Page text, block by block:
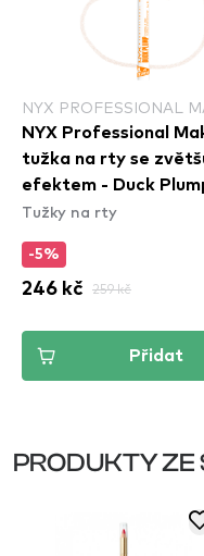
NYX PROFESSIONAL
NYX Professional
tužka na rty se
efektem - Duck
Plumping Lip Liner - 01
Tužky na rty
-5%
246 kč 259 kč
Přidat
PRODUKTY ZE